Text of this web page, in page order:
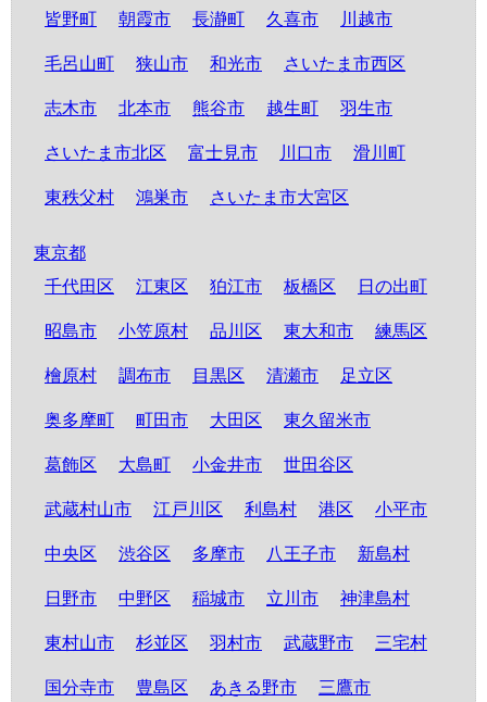
皆野町 朝霞市 長瀞町 久喜市 川越市
毛呂山町 狭山市 和光市 さいたま市西区
志木市 北本市 熊谷市 越生町 羽生市
さいたま市北区 富士見市 川口市 滑川町
東秩父村 鴻巣市 さいたま市大宮区
東京都
千代田区
江東区 狛江市 板橋区 日の出町
昭島市 小笠原村 品川区 東大和市 練馬区
檜原村 調布市 目黒区 清瀬市 足立区
奥多摩町 町田市 大田区 東久留米市
葛飾区 大島町 小金井市 世田谷区
武蔵村山市 江戸川区 利島村 港区 小平市
中央区 渋谷区 多摩市 八王子市 新島村
日野市 中野区 稲城市 立川市 神津島村
東村山市 杉並区 羽村市 武蔵野市 三宅村
国分寺市 豊島区 あきる野市 三鷹市